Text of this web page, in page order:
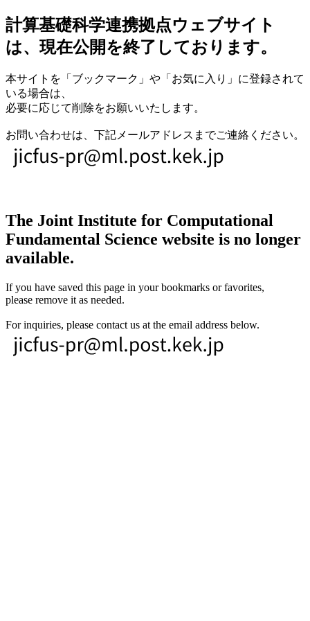
計算基礎科学連携拠点ウェブサイト
は、現在公開を終了しております。
本サイトを「ブックマーク」や「お気に入り」に登録されて
いる場合は、
必要に応じて削除をお願いいたします。
お問い合わせは、下記メールアドレスまでご連絡ください。
The Joint Institute for Computational
Fundamental Science website is no longer
available.
If you have saved this page in your bookmarks or favorites,
please remove it as needed.
For inquiries, please contact us at the email address below.